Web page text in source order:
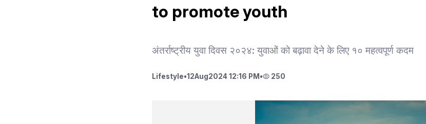
to promote youth
अंतर्राष्ट्रीय युवा दिवस २०२४: युवाओं को बढ़ावा देने के लिए १० महत्वपूर्ण कदम
Lifestyle•12Aug2024 12:16 PM • 250